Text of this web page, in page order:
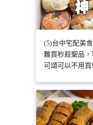
(5)台中宅配美
難買秒殺聖品
可頌可以不用買